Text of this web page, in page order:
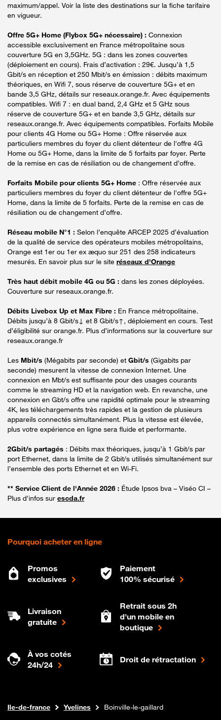
maximum/appel. Voir la liste des destinations sur la fiche tarifaire
en vigueur.
Offre 5G+ Home (Flybox 5G+ nécessaire) : Connexion
accessible exclusivement en France métropolitaine sous
couverture 5G en 3,5GHz. 5G : dans les zones couvertes
(déploiement en cours). Frais d’activation : 29€. Jusqu’à 1,5
Gbit/s en réception et 250 Mbit/s en émission : débits maximum
théoriques, en Wifi 7, sous réserve de couverture 5G+ et en
bande 3,5 GHz, détails sur reseaux.orange.fr. Avec équipements
compatibles. Wifi 7 : en dual band, 2,4 GHz et 5 GHz sous
réserve de couverture 5G+ et en bande 3,5 GHz, détails sur
reseaux.orange.fr. Avec équipements compatibles. Forfaits Mobile
pour clients 4G Home ou 5G+ Home : Offre réservée aux
particuliers membres du foyer du client détenteur de l'offre 4G
Home ou 5G+ Home, dans la limite de 5 forfaits par foyer. Perte
de la remise en cas de résiliation ou de changement d’offre.
Forfaits Mobile pour clients 5G+ Home : Offre réservée aux
particuliers membres du foyer du client détenteur de l'offre 5G+
Home, dans la limite de 5 forfaits. Perte de la remise en cas de
résiliation ou de changement d’offre.
Réseau mobile N°1 : Selon l’enquête ARCEP 2025 d’évaluation
de la qualité de service des opérateurs mobiles métropolitains,
Orange est 1er ou 1er ex æquo sur 251 des 258 indicateurs
mesurés. En savoir plus sur le site réseaux d'Orange
Très haut débit mobile 4G ou 5G : dans les zones déployées.
Couverture sur reseaux.orange.fr.
Débits Livebox Up et Max Fibre : En France métropolitaine.
Débits jusqu’à 8 Gbit/s↓ et 8 Gbit/s↑, déploiement en cours. Test
d’éligibilité sur orange.fr. Plus d’informations sur la couverture sur
reseaux.orange.fr
Les Mbit/s (Mégabits par seconde) et Gbit/s (Gigabits par
seconde) mesurent la vitesse de connexion Internet. Une
connexion en Mbt/s est suffisante pour des usages courants
comme le streaming HD et la navigation web. En revanche, une
connexion en Gbt/s offre une rapidité optimale pour le streaming
4K, les téléchargements très rapides et la gestion de plusieurs
appareils connectés simultanément. Plus la vitesse est élevée,
plus votre expérience en ligne sera fluide et performante.
2Gbit/s partagés : Débits max théoriques, jusqu’à 1 Gbit/s par
port Ethernet, dans la limite de 2 Gbit/s utilisés simultanément sur
l’ensemble des ports Ethernet et en Wi-Fi.
** Service Client de l'Année 2026 : Étude Ipsos bva – Viséo CI –
Plus d'infos sur escda.fr
Pourquoi acheter en ligne
Promos
exclusives
Paiement
100% sécurisé
Livraison
gratuite
Retrait sous 2h
d'un mobile en
boutique
À vos cotés
24h/24
Droit de rétractation
Boutique Orange
Internet fibre
Ile-de-france Yvelines Boinville-le-gaillard